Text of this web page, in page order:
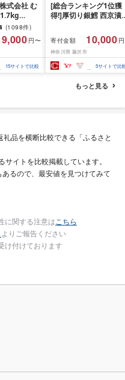
式会社 む
5Lサイ
ビ バラ凍
サイズ不
(1098件)
9,000 円〜
15サイトで比較
[総合ランキング1位獲
得!]厚切り銀鱈 西京漬
約 1,000g (約 100g ×
切) 西京味噌 西京みそ
噌漬け みそ 味噌 鮮魚
介 銀だら 銀ダラ ギン
ラ ぎんだら 鱈 タラ 魚
西京焼き 西京漬 西京
き 冷凍 厳選 鮮魚 漬け
礼品 おかず おつまみ
南 藤沢
寄付金額 10,000
神奈川県 藤沢市
5サイトで比
もっと見る
品を横断比較できる「ふるさと
サイトを比較掲載しています。
るので、最安値を見つけてみて
に関する注意はこちら
よりご報告ください
け付けております